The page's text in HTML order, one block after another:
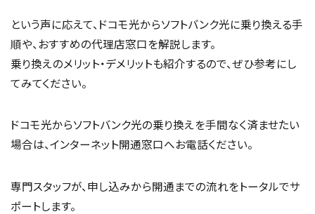
という声に応えて、ドコモ光からソフトバンク光に乗り換える手
順や、おすすめの代理店窓口を解説します。
乗り換えのメリット・デメリットも紹介するので、ぜひ参考にし
てみてください。
ドコモ光からソフトバンク光の乗り換えを手間なく済ませたい
場合は、インターネット開通窓口へお電話ください。
専門スタッフが、申し込みから開通までの流れをトータルでサ
ポートします。